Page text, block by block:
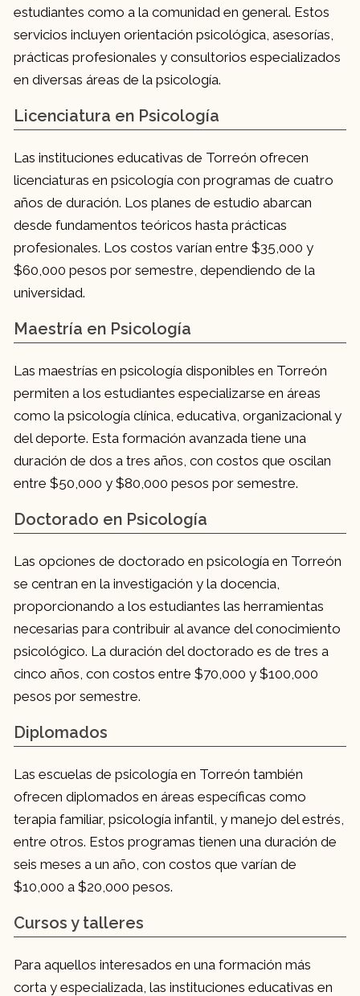
estudiantes como a la comunidad en general. Estos
servicios incluyen orientación psicológica, asesorías,
prácticas profesionales y consultorios especializados
en diversas áreas de la psicología.
Licenciatura en Psicología
Las instituciones educativas de Torreón ofrecen
licenciaturas en psicología con programas de cuatro
años de duración. Los planes de estudio abarcan
desde fundamentos teóricos hasta prácticas
profesionales. Los costos varían entre $35,000 y
$60,000 pesos por semestre, dependiendo de la
universidad.
Maestría en Psicología
Las maestrías en psicología disponibles en Torreón
permiten a los estudiantes especializarse en áreas
como la psicología clínica, educativa, organizacional y
del deporte. Esta formación avanzada tiene una
duración de dos a tres años, con costos que oscilan
entre $50,000 y $80,000 pesos por semestre.
Doctorado en Psicología
Las opciones de doctorado en psicología en Torreón
se centran en la investigación y la docencia,
proporcionando a los estudiantes las herramientas
necesarias para contribuir al avance del conocimiento
psicológico. La duración del doctorado es de tres a
cinco años, con costos entre $70,000 y $100,000
pesos por semestre.
Diplomados
Las escuelas de psicología en Torreón también
ofrecen diplomados en áreas específicas como
terapia familiar, psicología infantil, y manejo del estrés,
entre otros. Estos programas tienen una duración de
seis meses a un año, con costos que varían de
$10,000 a $20,000 pesos.
Cursos y talleres
Para aquellos interesados en una formación más
corta y especializada, las instituciones educativas en